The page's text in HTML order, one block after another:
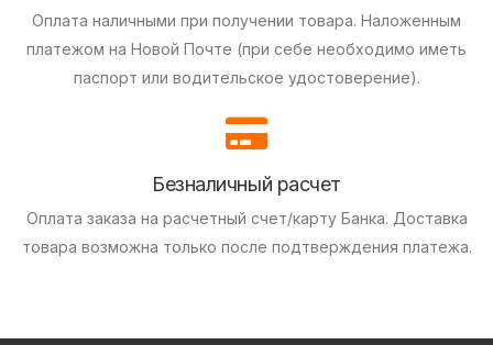
Оплата наличными при получении товара. Наложенным
платежом на Новой Почте (при себе необходимо иметь
паспорт или водительское удостоверение).
Безналичный расчет
Оплата заказа на расчетный счет/карту Банка. Доставка
товара возможна только после подтверждения платежа.